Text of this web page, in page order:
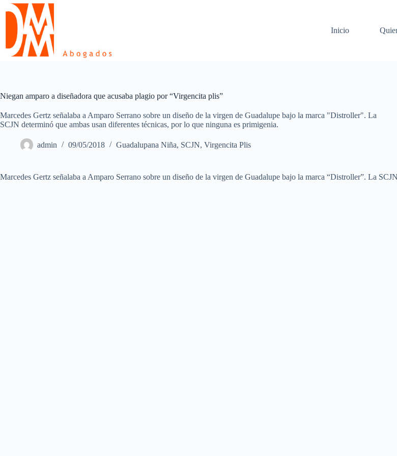
Skip
content
Inicio
Niegan amparo a diseñadora que acusaba plagio por “Virgencita plis”
Marcedes Gertz señalaba a Amparo Serrano sobre un diseño de la virgen de Guadalupe bajo la marca "Distroller". La
SCJN determinó que ambas usan diferentes técnicas, por lo que ninguna es primigenia.
admin 09/05/2018 Guadalupana Niña, SCJN, Virgencita Plis
Marcedes Gertz señalaba a Amparo Serrano sobre un diseño de la virgen de Guadalupe bajo la marca “Distroller”. La